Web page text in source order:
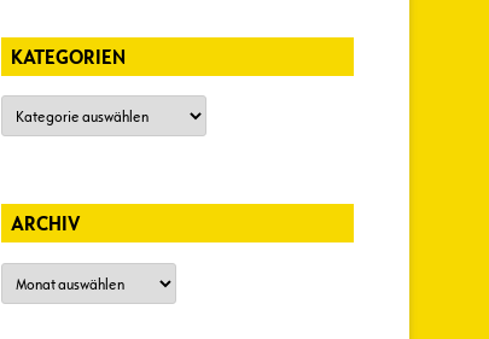
KATEGORIEN
Kategorien
ARCHIV
Archiv